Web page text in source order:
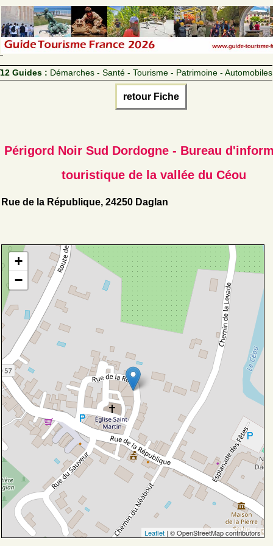
12 Guides : Démarches - Santé - Tourisme - Patrimoine - Automobiles
retour Fiche
Périgord Noir Sud Dordogne - Bureau
touristique de la vallée du Céou
Rue de la République, 24250 Daglan
+
−
Leaflet | © OpenStreetMap contributors